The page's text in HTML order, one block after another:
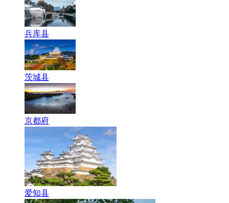
兵库县
茨城县
京都府
爱知县